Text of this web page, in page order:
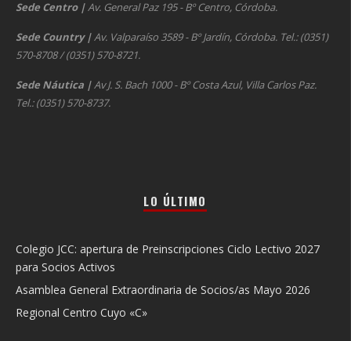
Sede Centro |Av. General Paz 195 - Bº Centro, Córdoba.
Sede Country |Av. Valparaíso 3589 - Bº Jardín, Córdoba. Tel.: (0351)
570-8708 / (0351) 570-8721.
Sede Náutica |Av J. S. Bach 1000 - Bº Costa Azul, Villa Carlos Paz.
Tel.: (0351) 570-8737.
LO ÚLTIMO
Colegio JCC: apertura de Preinscripciones Ciclo Lectivo 2027
para Socios Activos
Asamblea General Extraordinaria de Socios/as Mayo 2026
Regional Centro Cuyo «C»